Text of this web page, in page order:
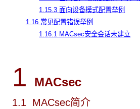
1.15.3 面向设备模式配置举例
1.16 常见配置错误举例
1.16.1 MACsec安全会话未建立
1 MACsec
1.1 MACsec简介